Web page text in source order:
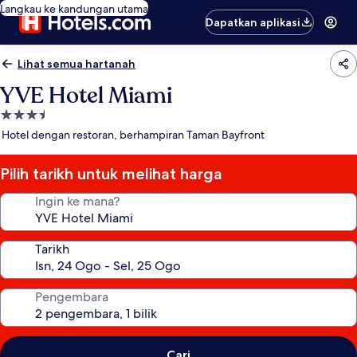
Langkau ke kandungan utama
Dapatkan aplikasi
Lihat semua hartanah
YVE Hotel Miami
Hartanah
3.5
Hotel dengan restoran, berhampiran Taman Bayfront
Pilih tarikh untuk melihat harga
Ingin ke mana?
Tarikh
Pengembara